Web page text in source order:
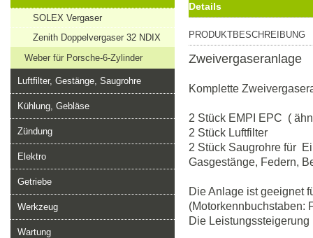
SOLEX Vergaser
Zenith Doppelvergaser 32 NDIX
Weber für Porsche-6-Zylinder
Luftfilter, Gestänge, Saugrohre
Kühlung, Gebläse
Zündung
Elektro
Getriebe
Werkzeug
Wartung
Details
PRODUKTBESCHREIBUNG
Zweivergaseranlage
Komplette
2 Stück EMPI EPC (
2 Stück Luftfilter
2 Stück Saugrohre für
Gasgestänge, Federn,
Die Anlage ist geeignet
(Motorkennbuchstaben:
Die